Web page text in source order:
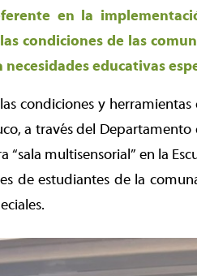
en la
condiciones de las
educativas
condiciones y herramientas
a través del
multisensorial” en la
de estudiantes de la